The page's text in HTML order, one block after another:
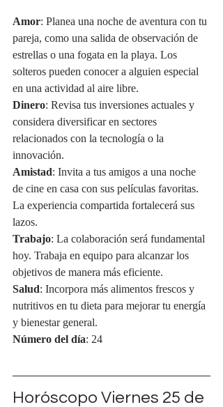
Amor: Planea una noche de aventura con tu
pareja, como una salida de observación de
estrellas o una fogata en la playa. Los
solteros pueden conocer a alguien especial
en una actividad al aire libre.
Dinero: Revisa tus inversiones actuales y
considera diversificar en sectores
relacionados con la tecnología o la
innovación.
Amistad: Invita a tus amigos a una noche
de cine en casa con sus películas favoritas.
La experiencia compartida fortalecerá sus
lazos.
Trabajo: La colaboración será fundamental
hoy. Trabaja en equipo para alcanzar los
objetivos de manera más eficiente.
Salud: Incorpora más alimentos frescos y
nutritivos en tu dieta para mejorar tu energía
y bienestar general.
Número del día: 24
Horóscopo Viernes 25 de